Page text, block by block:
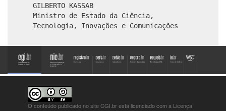
GILBERTO KASSAB
Ministro de Estado da Ciência,
Tecnologia, Inovações e Comunicações
O conteúdo publicado no site CGI.br está licenciado com a Licença